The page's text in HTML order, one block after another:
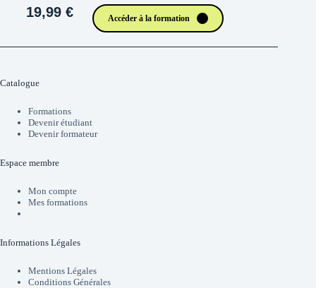
19,99 € Accéder à la formation
Catalogue
Formations
Devenir étudiant
Devenir formateur
Espace membre
Mon compte
Mes formations
Informations Légales
Mentions Légales
Conditions Générales